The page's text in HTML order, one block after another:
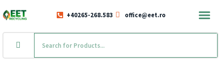
+40265-268.583 office@eet.ro